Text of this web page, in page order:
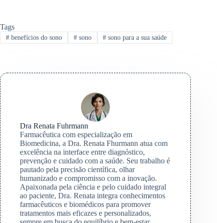
Tags
#benefícios do sono #sono # sono para a sua saúde
Dra Renata Fuhrmann
Farmacêutica com especialização em
Biomedicina, a Dra. Renata Fhurmann atua com
excelência na interface entre diagnóstico,
prevenção e cuidado com a saúde. Seu trabalho é
pautado pela precisão científica, olhar
humanizado e compromisso com a inovação.
Apaixonada pela ciência e pelo cuidado integral
ao paciente, Dra. Renata integra conhecimentos
farmacêuticos e biomédicos para promover
tratamentos mais eficazes e personalizados,